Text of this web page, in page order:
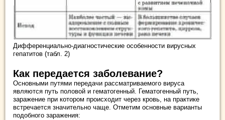
Дифференциально-диагностические особенности вирусных
гепатитов (табл. 2)
Как передается заболевание?
Основными путями передачи рассматриваемого вируса
являются путь половой и гематогенный. Гематогенный путь,
заражение при котором происходит через кровь, на практике
встречается значительно чаще. Отметим основные варианты
подобного заражения: